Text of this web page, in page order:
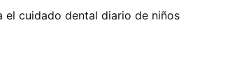
cuidado dental diario de niños